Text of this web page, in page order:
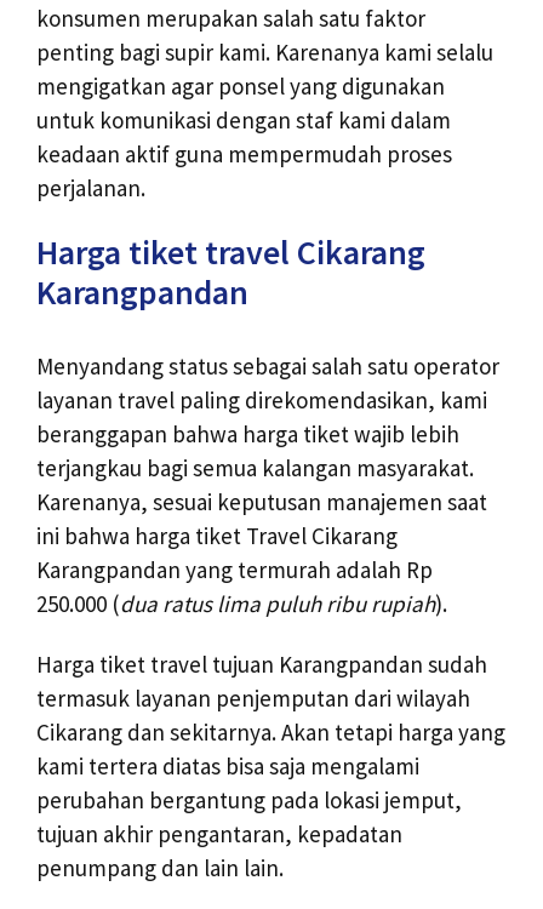
konsumen merupakan salah satu faktor
penting bagi supir kami. Karenanya kami selalu
mengigatkan agar ponsel yang digunakan
untuk komunikasi dengan staf kami dalam
keadaan aktif guna mempermudah proses
perjalanan.
Harga tiket travel Cikarang
Karangpandan
Menyandang status sebagai salah satu operator
layanan travel paling direkomendasikan, kami
beranggapan bahwa harga tiket wajib lebih
terjangkau bagi semua kalangan masyarakat.
Karenanya, sesuai keputusan manajemen saat
ini bahwa harga tiket Travel Cikarang
Karangpandan yang termurah adalah Rp
250.000 (dua ratus lima puluh ribu rupiah).
Harga tiket travel tujuan Karangpandan sudah
termasuk layanan penjemputan dari wilayah
Cikarang dan sekitarnya. Akan tetapi harga yang
kami tertera diatas bisa saja mengalami
perubahan bergantung pada lokasi jemput,
tujuan akhir pengantaran, kepadatan
penumpang dan lain lain.